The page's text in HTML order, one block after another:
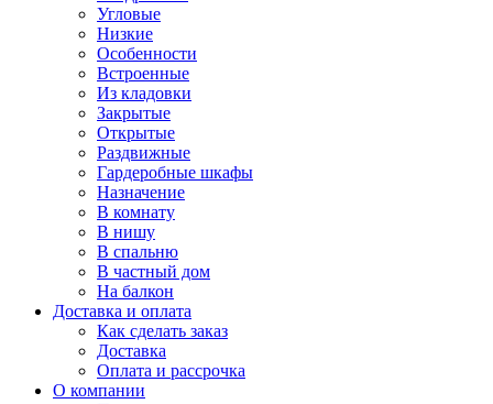
Угловые
Низкие
Особенности
Встроенные
Из кладовки
Закрытые
Открытые
Раздвижные
Гардеробные шкафы
Назначение
В комнату
В нишу
В спальню
В частный дом
На балкон
Доставка и оплата
Как сделать заказ
Доставка
Оплата и рассрочка
О компании